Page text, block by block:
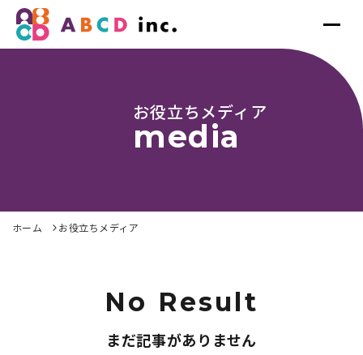
お役立ちメディア
media
ホーム お役立ちメディア
No Result
まだ記事がありません